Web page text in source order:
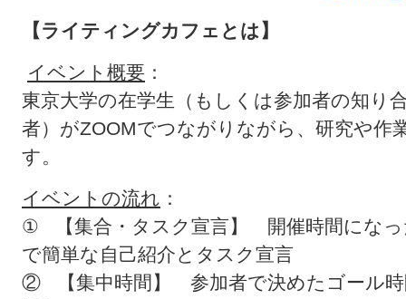
【ライティングカフェとは】
イベント概要 ：
東京大学の在学生（もしくは参加者の知り
者）がZOOMでつながりながら、研究や作
す。
イベントの流れ ：
① 【集合・タスク宣言】 開催時間になっ
で簡単な自己紹介とタスク宣言
② 【集中時間】 参加者で決めたゴール時